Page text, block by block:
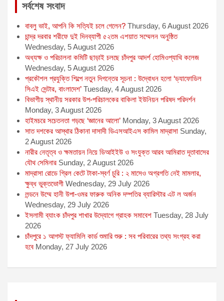
সর্বশেষ সংবাদ
বাবলু ভাই, আপনি কি সত্যিই চলে গেলেন? Thursday, 6 August 2026
চান্দ্র দরবার শরীফে দুই দিনব্যাপী ৫২তম এশয়াত সম্মেলন অনুষ্ঠিত
Wednesday, 5 August 2026
অধ্যক্ষ ও পরিচালনা কমিটি ছাড়াই চলছে চাঁদপুর আদর্শ হোমিওপ্যাথি কলেজ
Wednesday, 5 August 2026
প্রকৌশল প্রযুক্তি শিল্পে নতুন দিগন্তের সূচনা : উদ্বোধন হলো ‘ড্যাফোডিল
সিএই সেন্টার, বাংলাদেশ’ Tuesday, 4 August 2026
বিভাগীয় স্থানীয় সরকার উপ-পরিচালকের বাকিলা ইউনিয়ন পরিষদ পরিদর্শন
Monday, 3 August 2026
হাইমচরে সচেতনতা গড়ছে ‘জ্ঞানের আলো’ Monday, 3 August 2026
সাত দশকের আস্থার ঠিকানা দাসাদী ডিএসআইএস কামিল মাদ্রাসা Sunday,
2 August 2026
নারীর নেতৃত্ব ও ক্ষমতায়ন নিয়ে ডিআইইউ ও সংযুক্ত আরব আমিরাত দূতাবাসের
যৌথ সেমিনার Sunday, 2 August 2026
মাদ্রাসা রোডে গ্রিল কেটে টাকা-স্বর্ণ চুরি : ২ মাসেও অগ্রগতি নেই মামলার,
ক্ষুব্ধ ভুক্তভোগী Wednesday, 29 July 2026
লন্ডনে উম্মে হানী উপা-ওমর ফারুক অনিক দম্পতির ব্যারিস্টার এট ল অর্জন
Wednesday, 29 July 2026
ইসলামী ব্যাংক চাঁদপুর শাখার উদ্যোগে গ্রাহক সমাবেশ Tuesday, 28 July
2026
চাঁদপুরে ১ আগস্ট ফ্যামিলি কার্ড শুমারি শুরু : সব পরিবারের তথ্য সংগ্রহ করা
হবে Monday, 27 July 2026